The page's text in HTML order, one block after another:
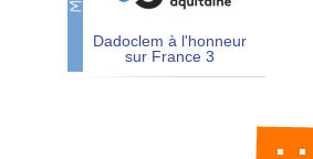
Dadoclem à l'honneur
sur France 3